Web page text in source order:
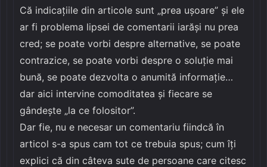
Că indicațiile din articole sunt „prea ușoare” și ele
ar fi problema lipsei de comentarii iarăși nu prea
cred; se poate vorbi despre alternative, se poate
contrazice, se poate vorbi despre o soluție mai
bună, se poate dezvolta o anumită informație…
dar aici intervine comoditatea și fiecare se
gândește „la ce folositor”.
Dar fie, nu e necesar un comentariu fiindcă în
articol s-a spus cam tot ce trebuia spus; cum îți
explici că din câteva sute de persoane care citesc